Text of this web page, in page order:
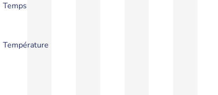
Temps
Température